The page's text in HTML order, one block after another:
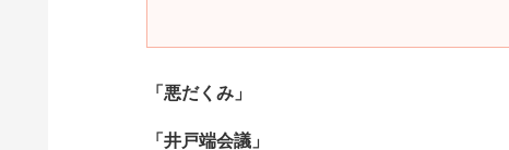
「悪だくみ」
「井戸端会議」